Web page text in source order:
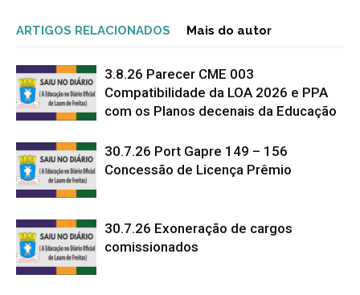
ARTIGOS RELACIONADOS Mais do autor
3.8.26 Parecer CME 003
Compatibilidade da LOA 2026 e PPA
com os Planos decenais da Educação
30.7.26 Port Gapre 149 – 156
Concessão de Licença Prêmio
30.7.26 Exoneração de cargos
comissionados